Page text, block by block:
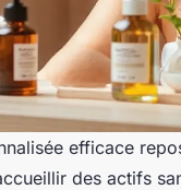
efficace
des actifs